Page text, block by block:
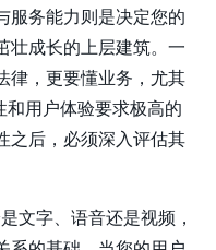
服务能力则是决定您的
壮成长的上层建筑。一
律，更要懂业务，尤其
和用户体验要求极高的
之后，必须深入评估其
文字、语音还是视频，